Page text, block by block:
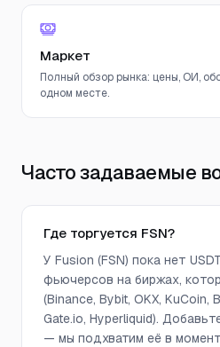
Маркет
Полный обзор рынка: цены, ОИ,
одном месте.
Часто задаваемые
Где торгуется FSN?
У Fusion (FSN) пока нет
фьючерсов на биржах,
(Binance, Bybit, OKX, KuCoin,
Gate.io, Hyperliquid).
— мы подхватим её в